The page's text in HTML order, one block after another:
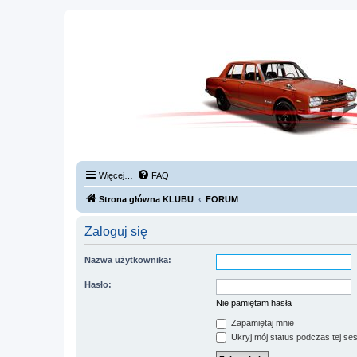
Więcej… FAQ
Strona główna KLUBU FORUM
Zaloguj się
Nazwa użytkownika:
Hasło:
Nie pamiętam hasła
Zapamiętaj mnie
Ukryj mój status podczas tej